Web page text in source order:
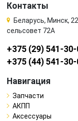
Контакты
Беларусь, Минск,
сельсовет 72А
+375 (29) 541-
+375 (44) 541-
Навигация
Запчасти
АКПП
Аксессуары